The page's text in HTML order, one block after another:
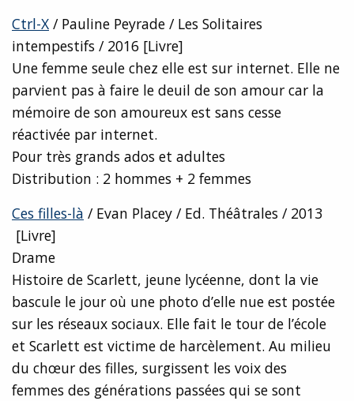
Ctrl-X / Pauline Peyrade / Les Solitaires
intempestifs / 2016 [Livre]
Une femme seule chez elle est sur internet. Elle ne
parvient pas à faire le deuil de son amour car la
mémoire de son amoureux est sans cesse
réactivée par internet.
Pour très grands ados et adultes
Distribution : 2 hommes + 2 femmes
Ces filles-là / Evan Placey / Ed. Théâtrales / 2013
[Livre]
Drame
Histoire de Scarlett, jeune lycéenne, dont la vie
bascule le jour où une photo d’elle nue est postée
sur les réseaux sociaux. Elle fait le tour de l’école
et Scarlett est victime de harcèlement. Au milieu
du chœur des filles, surgissent les voix des
femmes des générations passées qui se sont